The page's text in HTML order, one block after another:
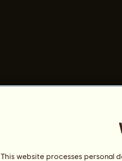
This website processes personal